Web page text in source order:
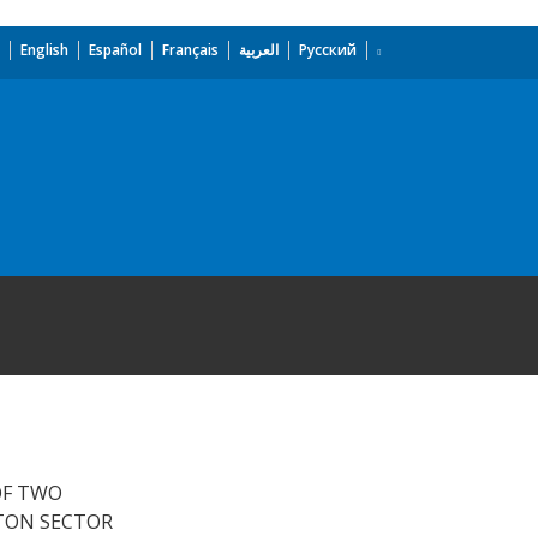
English Español Français العربية Русский
TWO
SECTOR